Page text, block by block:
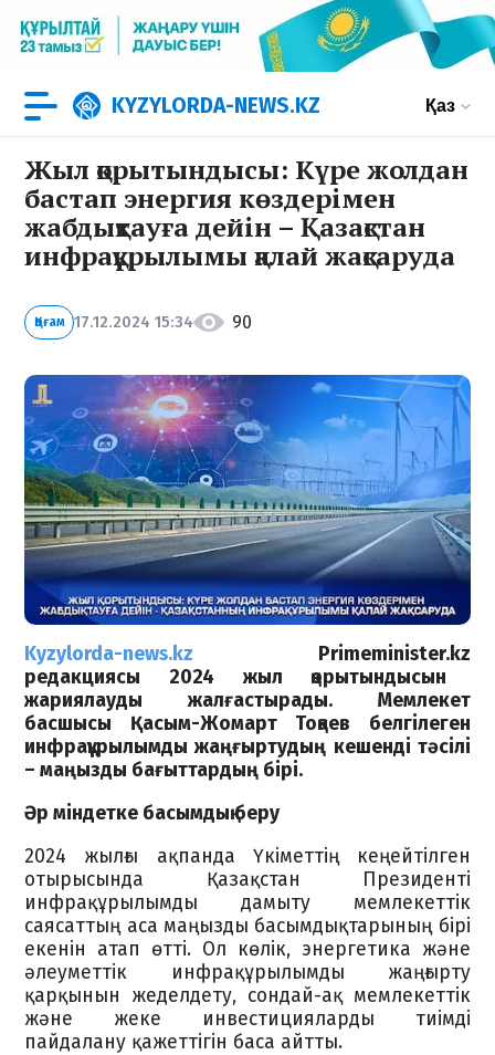
KYZYLORDA-NEWS.KZ Қаз
Жыл қорытындысы: Күре жолдан
бастап энергия көздерімен
жабдықтауға дейін – Қазақстан
инфрақұрылымы қалай жақсаруда
Қоғам 17.12.2024 15:34 90
Kyzylorda-news.kz
Primeminister.kz
редакциясы 2024 жыл қорытындысын
жариялауды жалғастырады. Мемлекет
басшысы Қасым-Жомарт Тоқаев белгілеген
инфрақұрылымды жаңғыртудың кешенді тәсілі
– маңызды бағыттардың бірі.
Әр міндетке басымдық беру
2024 жылғы ақпанда Үкіметтің кеңейтілген
отырысында Қазақстан Президенті
инфрақұрылымды дамыту мемлекеттік
саясаттың аса маңызды басымдықтарының бірі
екенін атап өтті. Ол көлік, энергетика және
әлеуметтік инфрақұрылымды жаңғырту
қарқынын жеделдету, сондай-ақ мемлекеттік
және жеке инвестицияларды тиімді
пайдалану қажеттігін баса айтты.